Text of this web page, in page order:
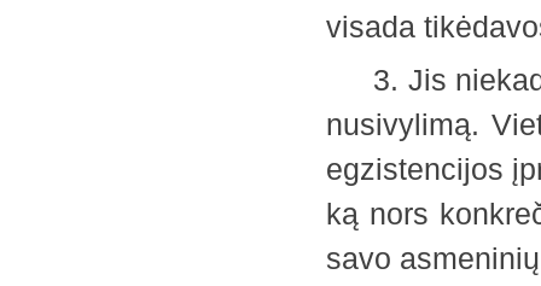
visada
3. Jis
nusivylimą.
egzistencijos
ką nors
savo